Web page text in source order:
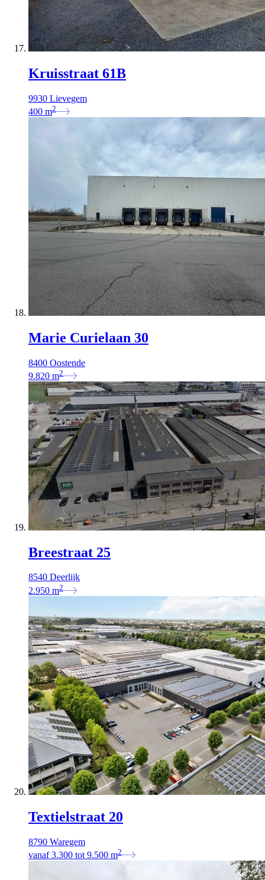
Kruisstraat 61B
9930 Lievegem
400 m2
Marie Curielaan 30
8400 Oostende
9.820 m2
Breestraat 25
8540 Deerlijk
2.950 m2
Textielstraat 20
8790 Waregem
vanaf 3.300 tot 9.500 m2